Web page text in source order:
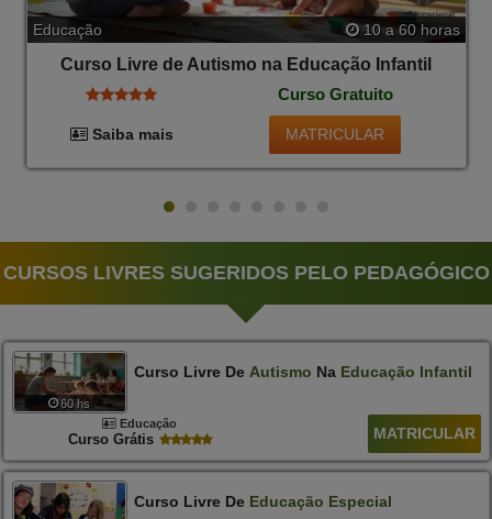
Educação 10 a 60 horas
Curso Livre de Autismo na Educação Infantil
Curso Gratuito
Saiba mais MATRICULAR
CURSOS LIVRES SUGERIDOS PELO PEDAGÓGICO
60 hs
Curso Livre De Autismo Na Educação Infantil
Educação
Curso Grátis MATRICULAR
Curso Livre De Educação Especial